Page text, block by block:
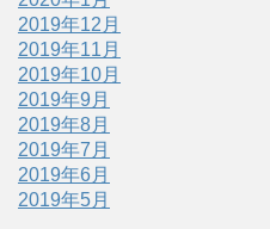
2019年12月
2019年11月
2019年10月
2019年9月
2019年8月
2019年7月
2019年6月
2019年5月